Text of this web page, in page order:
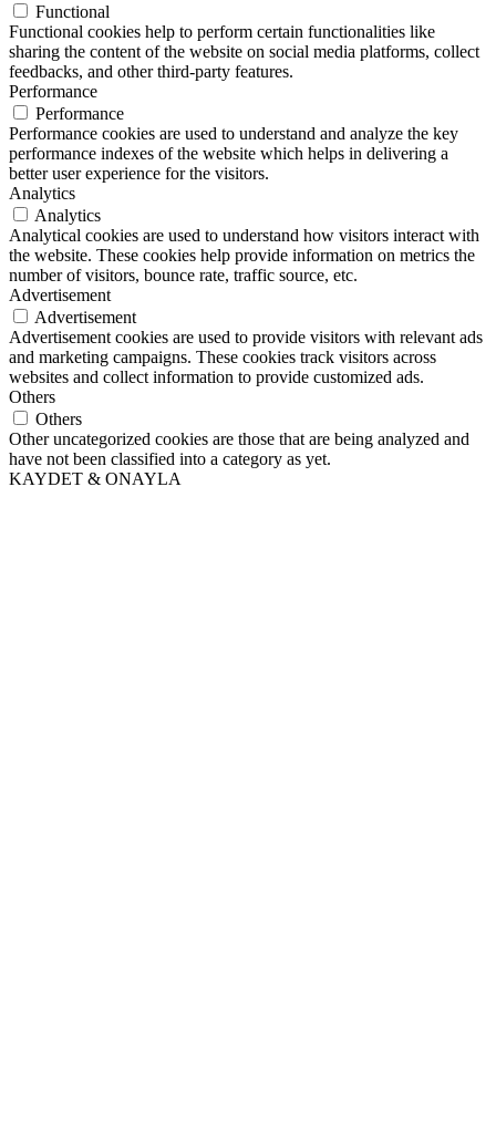
Functional
Functional cookies help to perform certain functionalities like
sharing the content of the website on social media platforms, collect
feedbacks, and other third-party features.
Performance
Performance
Performance cookies are used to understand and analyze the key
performance indexes of the website which helps in delivering a
better user experience for the visitors.
Analytics
Analytics
Analytical cookies are used to understand how visitors interact with
the website. These cookies help provide information on metrics the
number of visitors, bounce rate, traffic source, etc.
Advertisement
Advertisement
Advertisement cookies are used to provide visitors with relevant ads
and marketing campaigns. These cookies track visitors across
websites and collect information to provide customized ads.
Others
Others
Other uncategorized cookies are those that are being analyzed and
have not been classified into a category as yet.
KAYDET & ONAYLA